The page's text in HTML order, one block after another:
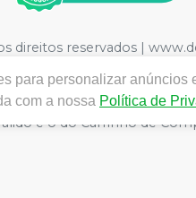
direitos reservados |
20 | Rua Floriano
:1.21736-3
de Privacidade e
é o do Carrinho de
para personalizar anúncios
com a nossa Política de